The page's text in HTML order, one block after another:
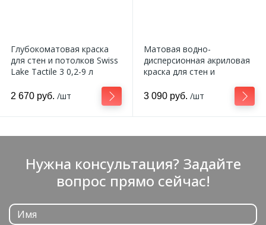
Глубокоматовая краска
для стен и потолков Swiss
Lake Tactile 3 0,2-9 л
2 670 руб. /шт
Матовая водно-
дисперсионная акриловая
краска для стен и
Comfort 7 0,2-9 л
3 090 руб. /шт
Нужна консультация? Задайте
вопрос прямо сейчас!